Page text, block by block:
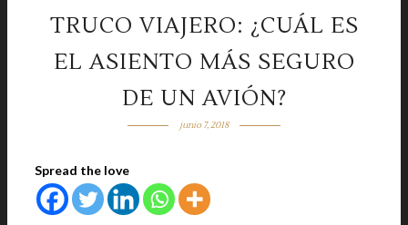
TRUCO VIAJERO: ¿CUÁL ES
EL ASIENTO MÁS SEGURO
DE UN AVIÓN?
junio 7, 2018
Spread the love